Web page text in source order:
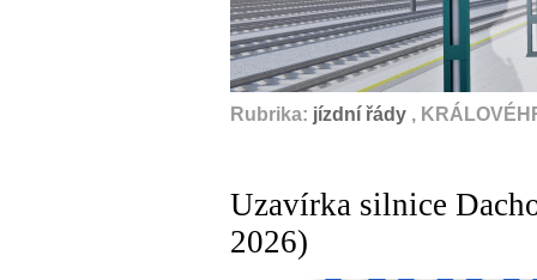
Rubrika: jízdní řády ,
Uzavírka silnice
2026)